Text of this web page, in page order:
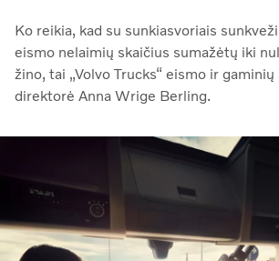
Ko reikia, kad su sunkiasvoriais
eismo nelaimių skaičius sumažėtų iki
žino, tai „Volvo Trucks“ eismo ir
direktorė Anna Wrige Berling.